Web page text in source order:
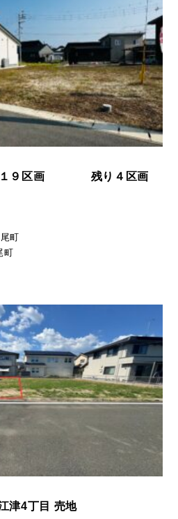
わせ
ームからお問い合わせ
お問い合わせ
受付時間 / 10:00~18:00
全１９区画 残り４区画
町
町
津4丁目 売地